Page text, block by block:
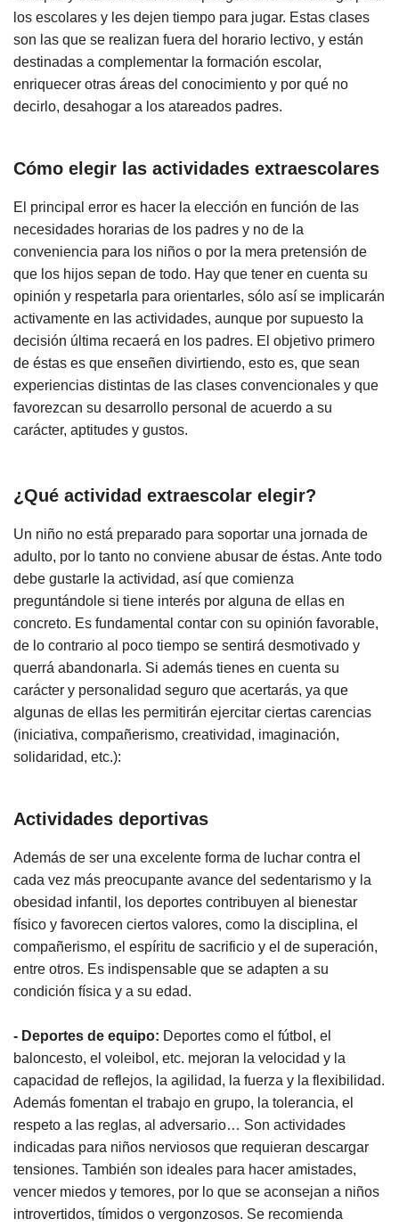
los escolares y les dejen tiempo para jugar. Estas clases
son las que se realizan fuera del horario lectivo, y están
destinadas a complementar la formación escolar,
enriquecer otras áreas del conocimiento y por qué no
decirlo, desahogar a los atareados padres.
Cómo elegir las actividades extraescolares
El principal error es hacer la elección en función de las
necesidades horarias de los padres y no de la
conveniencia para los niños o por la mera pretensión de
que los hijos sepan de todo. Hay que tener en cuenta su
opinión y respetarla para orientarles, sólo así se implicarán
activamente en las actividades, aunque por supuesto la
decisión última recaerá en los padres. El objetivo primero
de éstas es que enseñen divirtiendo, esto es, que sean
experiencias distintas de las clases convencionales y que
favorezcan su desarrollo personal de acuerdo a su
carácter, aptitudes y gustos.
¿Qué actividad extraescolar elegir?
Un niño no está preparado para soportar una jornada de
adulto, por lo tanto no conviene abusar de éstas. Ante todo
debe gustarle la actividad, así que comienza
preguntándole si tiene interés por alguna de ellas en
concreto. Es fundamental contar con su opinión favorable,
de lo contrario al poco tiempo se sentirá desmotivado y
querrá abandonarla. Si además tienes en cuenta su
carácter y personalidad seguro que acertarás, ya que
algunas de ellas les permitirán ejercitar ciertas carencias
(iniciativa, compañerismo, creatividad, imaginación,
solidaridad, etc.):
Actividades deportivas
Además de ser una excelente forma de luchar contra el
cada vez más preocupante avance del sedentarismo y la
obesidad infantil, los deportes contribuyen al bienestar
físico y favorecen ciertos valores, como la disciplina, el
compañerismo, el espíritu de sacrificio y el de superación,
entre otros. Es indispensable que se adapten a su
condición física y a su edad.
- Deportes de equipo: Deportes como el fútbol, el
baloncesto, el voleibol, etc. mejoran la velocidad y la
capacidad de reflejos, la agilidad, la fuerza y la flexibilidad.
Además fomentan el trabajo en grupo, la tolerancia, el
respeto a las reglas, al adversario… Son actividades
indicadas para niños nerviosos que requieran descargar
tensiones. También son ideales para hacer amistades,
vencer miedos y temores, por lo que se aconsejan a niños
introvertidos, tímidos o vergonzosos. Se recomienda